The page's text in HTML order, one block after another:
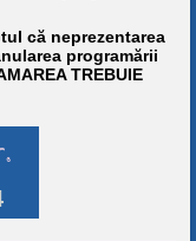
că neprezentarea
programării
TREBUIE